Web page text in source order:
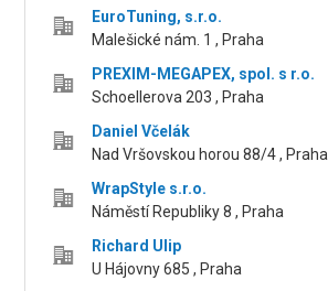
EuroTuning, s.r.o.
Malešické nám. 1 , Praha
PREXIM-MEGAPEX, spol. s r.o.
Schoellerova 203 , Praha
Daniel Včelák
Nad Vršovskou horou 88/4 , Praha
WrapStyle s.r.o.
Náměstí Republiky 8 , Praha
Richard Ulip
U Hájovny 685 , Praha